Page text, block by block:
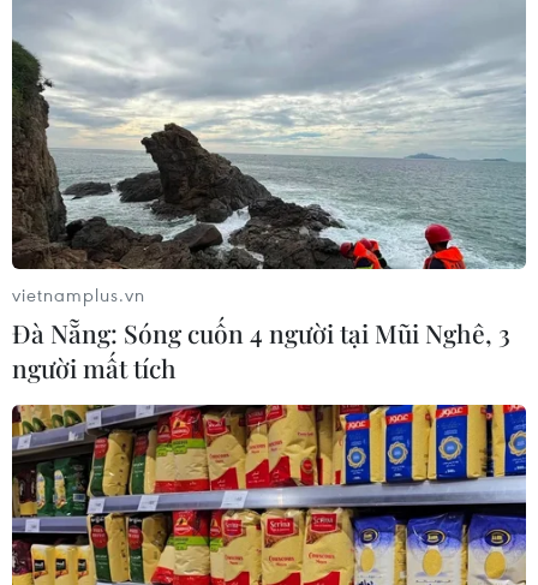
vietnamplus.vn
Đà Nẵng: Sóng cuốn 4 người tại Mũi Nghê, 3
người mất tích